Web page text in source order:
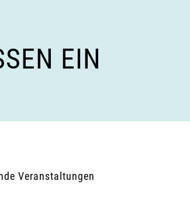
EIN
Veranstaltungen